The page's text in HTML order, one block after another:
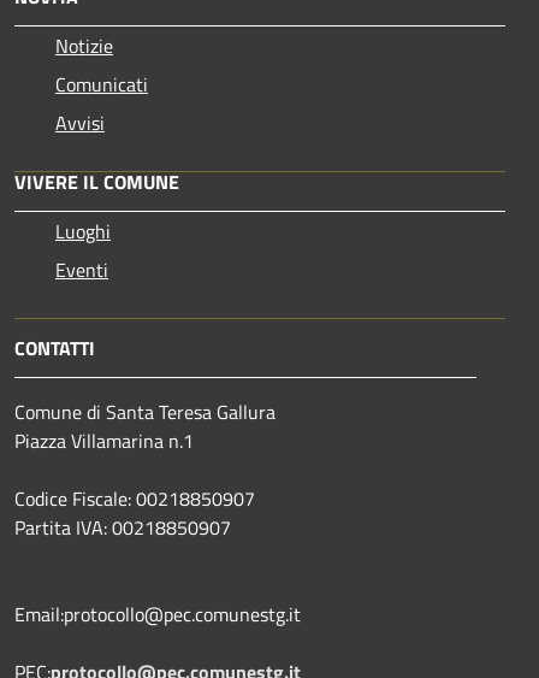
Notizie
Comunicati
Avvisi
VIVERE IL COMUNE
Luoghi
Eventi
CONTATTI
Comune di Santa Teresa Gallura
Piazza Villamarina n.1
Codice Fiscale: 00218850907
Partita IVA: 00218850907
Email:protocollo@pec.comunestg.it
PEC:protocollo@pec.comunestg.it